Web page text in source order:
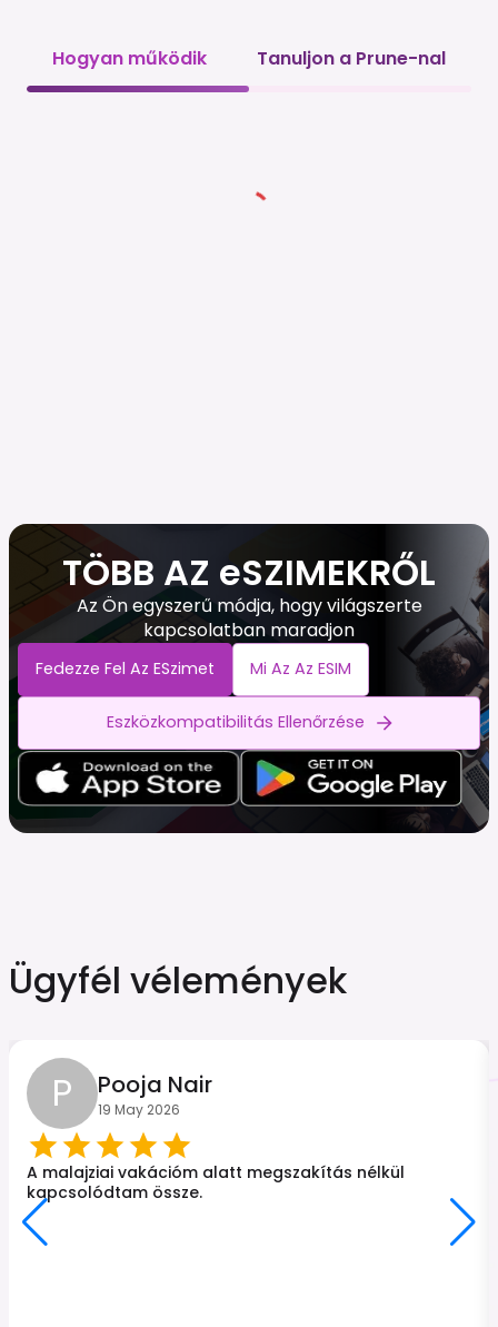
Hogyan működik Tanuljon a Prune-nal
TÖBB AZ eSZIMEKRŐL
Az Ön egyszerű módja, hogy világszerte
kapcsolatban maradjon
Fedezze Fel Az ESzimet Mi Az Az ESIM
Eszközkompatibilitás Ellenőrzése
Ügyfél vélemények
P Pooja Nair
19 May 2026
A malajziai vakációm alatt megszakítás nélkül
kapcsolódtam össze.